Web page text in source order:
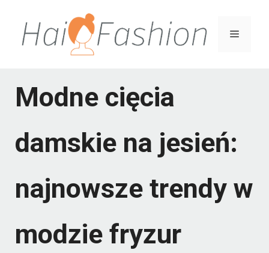
Menu
Modne cięcia
damskie na jesień:
najnowsze trendy w
modzie fryzur